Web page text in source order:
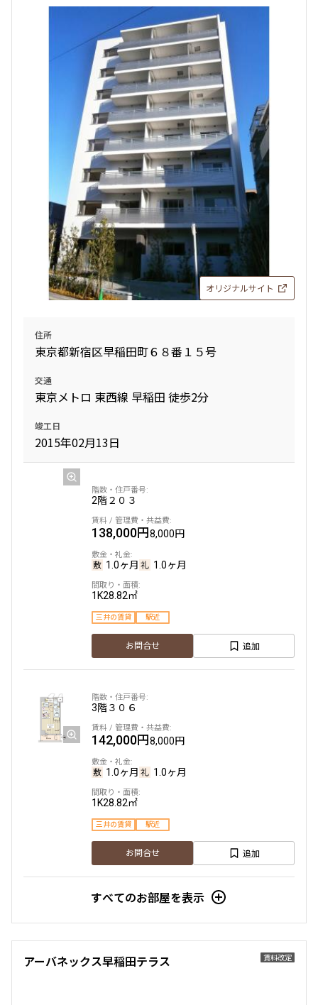
40.02㎡
専任物件 ペット可
お問合せ
賃料改定
申込有
11階1104
266,000円9,000円
1.0ヶ月 1.0ヶ月
2LDK51.21㎡
専任物件 ペット可
お問合せ 追加
オリジナルサイト
住所
東京都新宿区早稲田町６８番１５号
交通
東京メトロ 東西線 早稲田 徒歩2分
竣工日
2015年02月13日
2階２０３
138,000円8,000円
1.0ヶ月 1.0ヶ月
1K28.82㎡
三井の賃貸 駅近
お問合せ 追加
3階３０６
142,000円8,000円
1.0ヶ月 1.0ヶ月
1K28.82㎡
三井の賃貸 駅近
お問合せ 追加
すべてのお部屋を表示
賃料改定
アーバネックス早稲田テラス